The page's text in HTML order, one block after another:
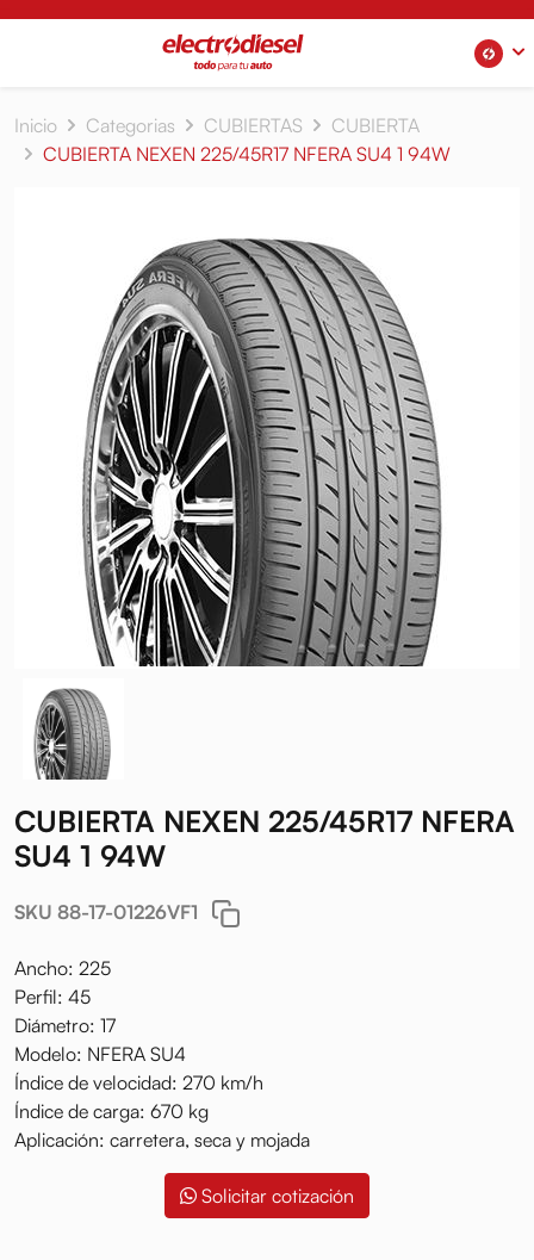
Inicio Categorias CUBIERTAS
CUBIERTA
CUBIERTA NEXEN 225/45R17 NFERA SU4 1 94W
CUBIERTA NEXEN 225/45R17 NFERA
SU4 1 94W
SKU 88-17-01226VF1
Ancho: 225
Perfil: 45
Diámetro: 17
Modelo: NFERA SU4
Índice de velocidad: 270 km/h
Índice de carga: 670 kg
Aplicación: carretera, seca y mojada
Solicitar cotización